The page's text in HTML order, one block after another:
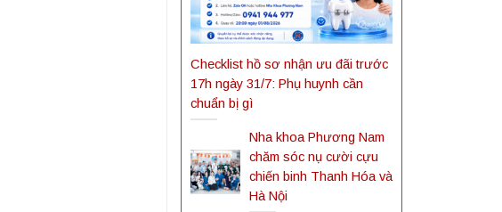
Checklist hồ sơ nhận ưu đãi trước
17h ngày 31/7: Phụ huynh cần
chuẩn bị gì
Nha khoa Phương Nam
chăm sóc nụ cười cựu
chiến binh Thanh Hóa và
Hà Nội